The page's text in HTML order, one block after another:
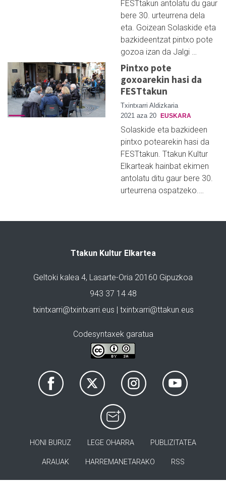
FESTtakun antolatu du gaur
bere 30. urteurrena dela
eta. Goizean Solaskide eta
bazkideentzat pintxo pote
gozoa izan da Jalgi …
Pintxo pote
goxoarekin hasi da
FESTtakun
Txintxarri Aldizkaria
2021 aza 20 EUSKARA
Solaskide eta bazkideen
pintxo potearekin hasi da
FESTtakun. Ttakun Kultur
Elkarteak hainbat ekimen
antolatu ditu gaur bere 30.
urteurrena ospatzeko.…
Ttakun Kultur Elkartea
Geltoki kalea 4, Lasarte-Oria 20160 Gipuzkoa
943 37 14 48
txintxarri@txintxarri.eus | txintxarri@ttakun.eus
Codesyntaxek garatua
HONI BURUZ LEGE OHARRA PUBLIZITATEA
ARAUAK HARREMANETARAKO RSS